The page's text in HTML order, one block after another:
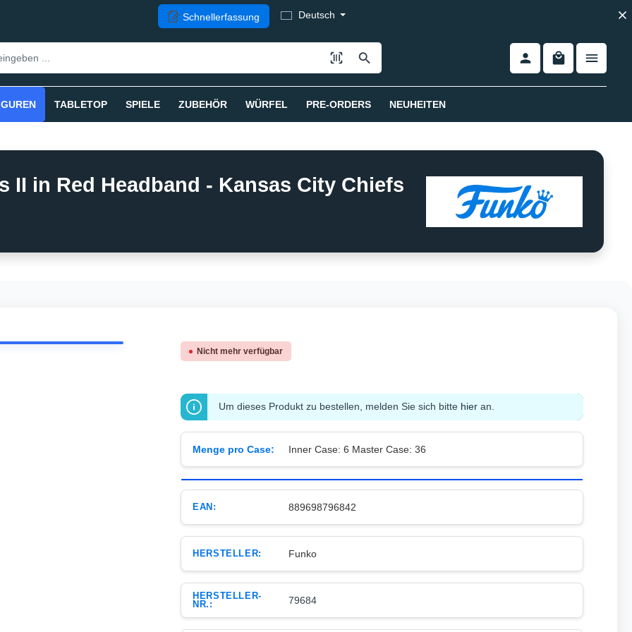
Schnellerfassung Deutsch
TABLETOP SPIELE ZUBEHÖR WÜRFEL PRE-ORDERS NEUHEITEN
II in Red Headband - Kansas City Chiefs
Nicht mehr verfügbar
Um dieses Produkt zu bestellen, melden Sie sich bitte hier an.
Menge pro Case: Inner Case: 6 Master Case: 36
EAN: 889698796842
HERSTELLER: Funko
HERSTELLER-
NR.:
79684